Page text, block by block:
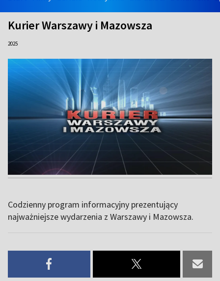
Kurier Warszawy i Mazowsza
2025
Codzienny program informacyjny prezentujący
najważniejsze wydarzenia z Warszawy i Mazowsza.